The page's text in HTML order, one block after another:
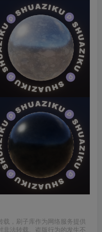
，刷子库作为网络服务提供
非法转载、盗版行为的发生不